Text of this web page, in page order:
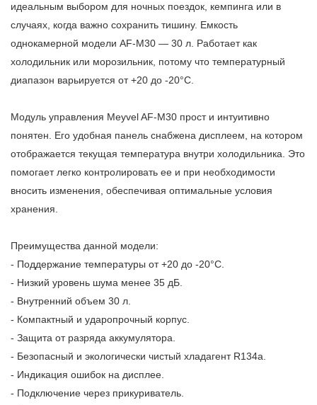
идеальным выбором для ночных поездок, кемпинга или в
случаях, когда важно сохранить тишину. Емкость
однокамерной модели AF-M30 — 30 л. Работает как
холодильник или морозильник, потому что температурный
диапазон варьируется от +20 до -20°С.
Модуль управления Meyvel AF-M30 прост и интуитивно
понятен. Его удобная панель снабжена дисплеем, на котором
отображается текущая температура внутри холодильника. Это
помогает легко контролировать ее и при необходимости
вносить изменения, обеспечивая оптимальные условия
хранения.
Преимущества данной модели:
- Поддержание температуры от +20 до -20°С.
- Низкий уровень шума менее 35 дБ.
- Внутренний объем 30 л.
- Компактный и ударопрочный корпус.
- Защита от разряда аккумулятора.
- Безопасный и экологически чистый хладагент R134a.
- Индикация ошибок на дисплее.
- Подключение через прикуриватель.